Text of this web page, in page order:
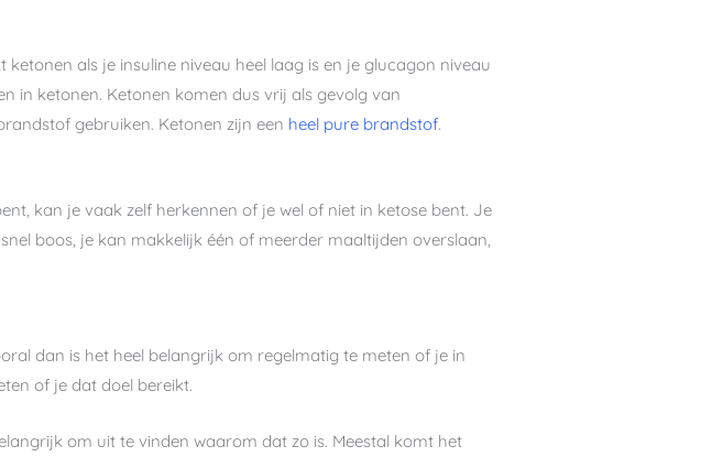
als je insuline niveau heel laag is en je glucagon niveau
in ketonen. Ketonen komen dus vrij als gevolg van
gebruiken. Ketonen zijn een heel pure brandstof.
kan je vaak zelf herkennen of je wel of niet in ketose bent. Je
boos, je kan makkelijk één of meerder maaltijden overslaan,
dan is het heel belangrijk om regelmatig te meten of je in
of je dat doel bereikt.
om uit te vinden waarom dat zo is. Meestal komt het